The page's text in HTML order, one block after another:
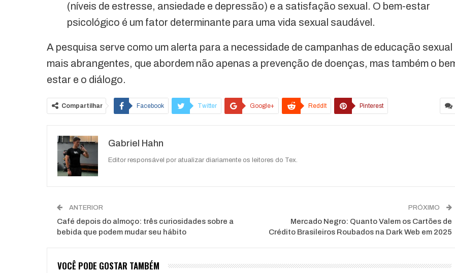
(níveis de estresse, ansiedade e depressão) e a satisfação sexual. O bem-estar
psicológico é um fator determinante para uma vida sexual saudável.
A pesquisa serve como um alerta para a necessidade de campanhas de educação sexual
mais abrangentes, que abordem não apenas a prevenção de doenças, mas também o
estar e o diálogo.
Compartilhar Facebook Twitter Google+ ReddIt Pinterest
Gabriel Hahn
Editor responsável por atualizar diariamente os leitores do Tex.
ANTERIOR
Café depois do almoço: três curiosidades sobre a
bebida que podem mudar seu hábito
PRÓXIMO
Mercado Negro: Quanto Valem os Cartões de
Crédito Brasileiros Roubados na Dark Web em 2025
VOCÊ PODE GOSTAR TAMBÉM